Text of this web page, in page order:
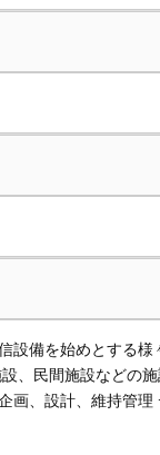
設備を始めとする様
、民間施設などの
画、設計、維持管理